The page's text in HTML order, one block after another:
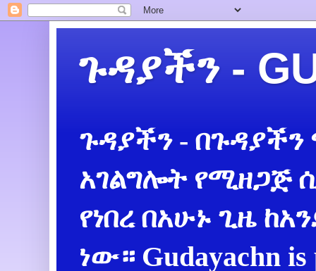
ጉዳያችን -
ጉዳያችን -
አገልግሎት የሚዘጋጅ
የነበረ በአሁኑ ጊዜ
ነው። Gudayachn is